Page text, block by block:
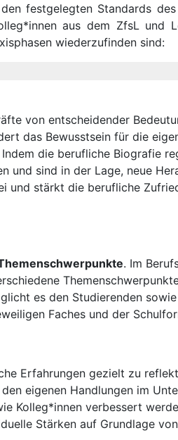
festgelegten Standards
aus dem ZfsL
wiederzufinden sind:
von entscheidender
das Bewusstsein für die
die berufliche Biografie
sind in der Lage, neue
stärkt die berufliche
. Im
es den Studierenden
Faches und der
Erfahrungen gezielt zu
eigenen Handlungen im
Kolleg*innen verbessert
Stärken auf Grundlage